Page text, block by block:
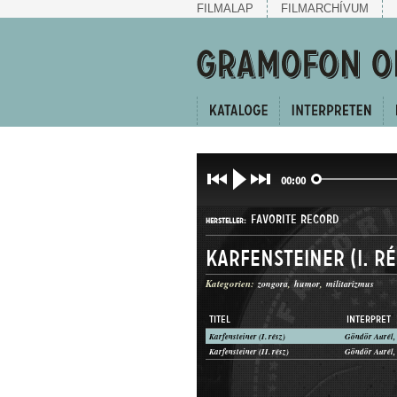
FILMALAP FILMARCHÍVUM
00:00
HERSTELLER: FAVORITE RECORD
PLATTENAUFNAHME: 1-25595
Karfensteiner (I.
Kategorien: zongora humor militarizmus
TITEL INTERPRET
Karfensteiner (I. rész) Göndör Aurél,
Karfensteiner (II. rész)
Göndör Aurél,